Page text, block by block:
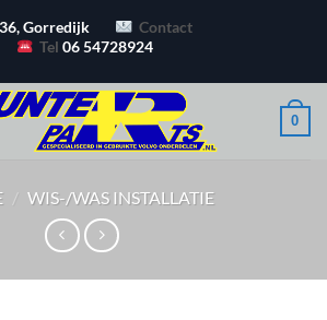
Gorredijk
Contact
Tel06 54728924
0
/ WIS-/WAS INSTALLATIE